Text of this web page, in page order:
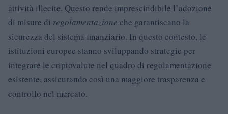
attività illecite. Questo rende imprescindibile l’adozione
di misure di regolamentazione che garantiscano la
sicurezza del sistema finanziario. In questo contesto, le
istituzioni europee stanno sviluppando strategie per
integrare le criptovalute nel quadro di regolamentazione
esistente, assicurando così una maggiore trasparenza e
controllo nel mercato.